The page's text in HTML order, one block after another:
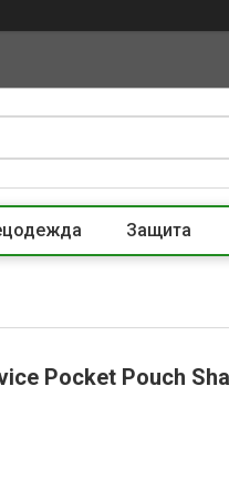
Защита
Pocket Pouch